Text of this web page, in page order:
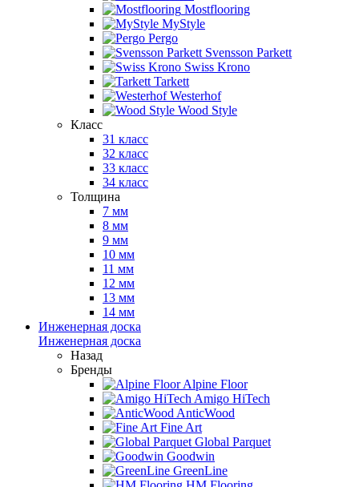
Mostflooring
MyStyle
Pergo
Svensson Parkett
Swiss Krono
Tarkett
Westerhof
Wood Style
Класс
31 класс
32 класс
33 класс
34 класс
Толщина
7 мм
8 мм
9 мм
10 мм
11 мм
12 мм
13 мм
14 мм
Инженерная доска
Инженерная доска
Назад
Бренды
Alpine Floor
Amigo HiTech
AnticWood
Fine Art
Global Parquet
Goodwin
GreenLine